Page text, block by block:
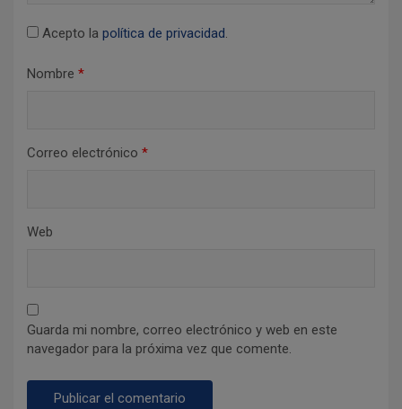
Acepto la política de privacidad.
Nombre *
Correo electrónico *
Web
Guarda mi nombre, correo electrónico y web en este
navegador para la próxima vez que comente.